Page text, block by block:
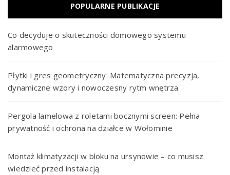
POPULARNE PUBLIKACJE
Co decyduje o skuteczności domowego systemu
alarmowego
Płytki i gres geometryczny: Matematyczna precyzja,
dynamiczne wzory i nowoczesny rytm wnętrza
Pergola lamelowa z roletami bocznymi screen: Pełna
prywatność i ochrona na działce w Wołominie
Montaż klimatyzacji w bloku na ursynowie – co musisz
wiedzieć przed instalacją